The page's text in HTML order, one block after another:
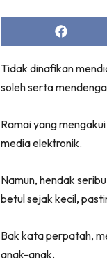
Share
on
Tidak dinafikan
soleh serta
Ramai yang
media elektronik.
Namun, hendak
betul sejak kecil,
Bak kata perpatah,
anak-anak.